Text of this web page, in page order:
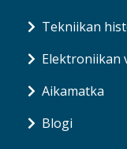
Tekniikan
Elektroniikan
Aikamatka
Blogi